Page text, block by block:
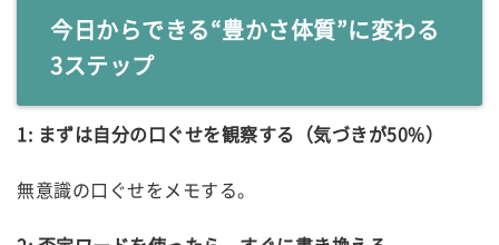
今日からできる“豊かさ体質”に変わる
3ステップ
1: まずは自分の口ぐせを観察する（気づきが50%）
無意識の口ぐせをメモする。